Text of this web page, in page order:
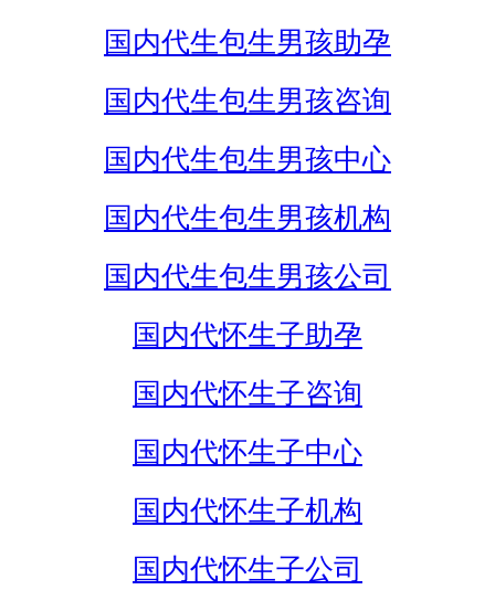
国内代生包生男孩助孕
国内代生包生男孩咨询
国内代生包生男孩中心
国内代生包生男孩机构
国内代生包生男孩公司
国内代怀生子助孕
国内代怀生子咨询
国内代怀生子中心
国内代怀生子机构
国内代怀生子公司